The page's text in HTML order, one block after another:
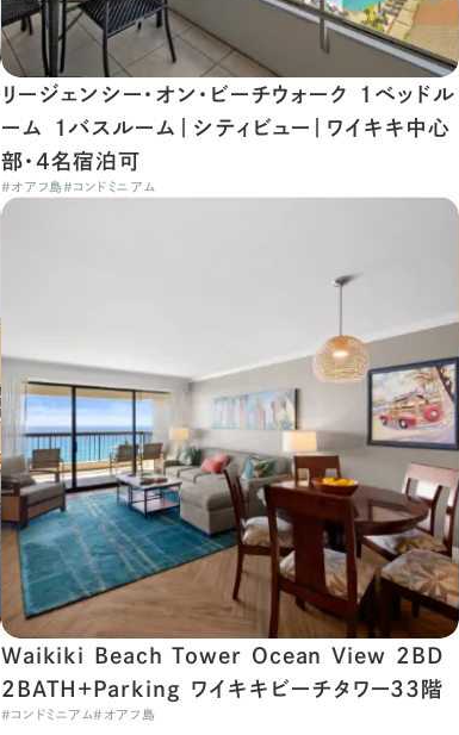
リージェンシー・オン・ビーチウォーク 1ベッドル
ーム 1バスルーム｜シティビュー｜ワイキキ中心
部・4名宿泊可
#オアフ島#コンドミニアム
Waikiki Beach Tower Ocean View 2BD
2BATH+Parking ワイキキビーチタワー33階
#コンドミニアム# オアフ島